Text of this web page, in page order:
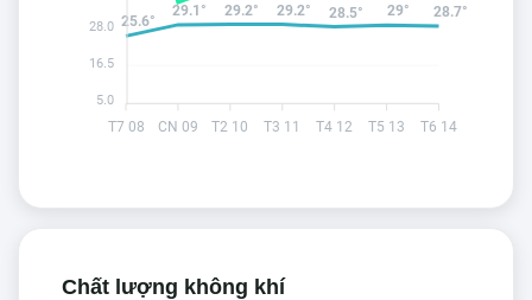
T7 08 CN 09 T2 10 T3 11 T4 12 T5 13 T6 14
25.6°
29.1° 29.2° 29.2° 28.5° 29° 28.7°
28.0
16.5
5.0
Chất lượng không khí